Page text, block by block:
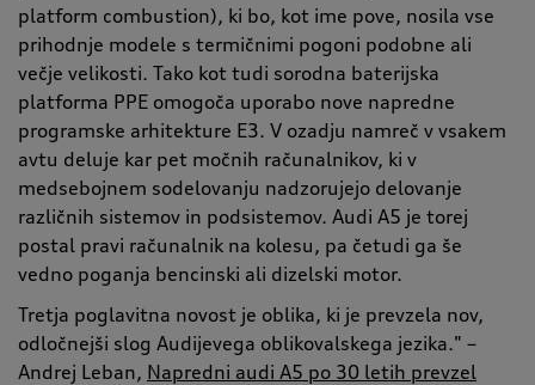
platform combustion), ki bo, kot ime pove, nosila vse
prihodnje modele s termičnimi pogoni podobne ali
večje velikosti. Tako kot tudi sorodna baterijska
platforma PPE omogoča uporabo nove napredne
programske arhitekture E3. V ozadju namreč v vsakem
avtu deluje kar pet močnih računalnikov, ki v
medsebojnem sodelovanju nadzorujejo delovanje
različnih sistemov in podsistemov. Audi A5 je torej
postal pravi računalnik na kolesu, pa četudi ga še
vedno poganja bencinski ali dizelski motor.
Tretja poglavitna novost je oblika, ki je prevzela nov,
odločnejši slog Audijevega oblikovalskega jezika." –
Andrej Leban, Napredni audi A5 po 30 letih prevzel